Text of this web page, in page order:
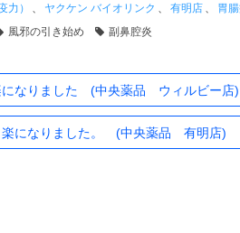
力） ヤクケン バイオリンク 有明店 胃
風邪の引き始め 副鼻腔炎
になりました (中央薬品 ウィルビー店)
楽になりました。 (中央薬品 有明店)